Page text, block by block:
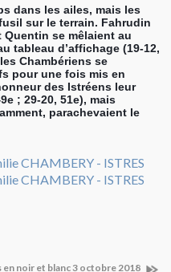
dans les ailes, mais les
sur le terrain. Fahrudin
se mêlaient au
tableau d’affichage (19-12,
Chambériens se
pour une fois mis en
des Istréens leur
; 29-20, 51e), mais
parachevaient le
en noir et blanc 3 octobre 2018